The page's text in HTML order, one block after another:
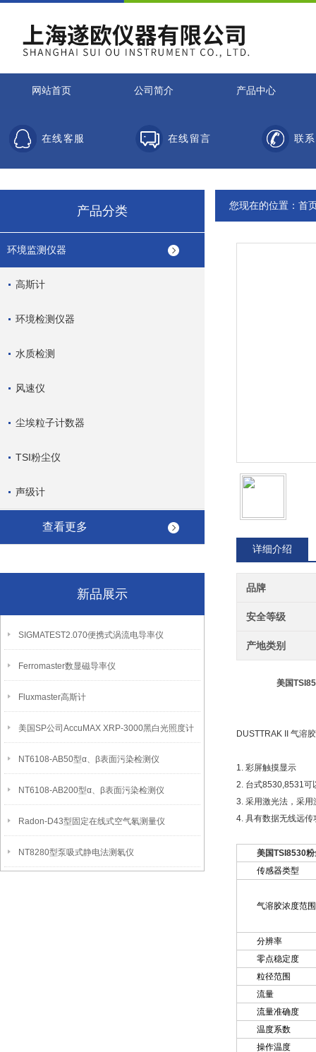
网站首页 公司简介 产品中心
在线客服 在线留言 联
产品分类
环境监测仪器
高斯计
环境检测仪器
水质检测
风速仪
尘埃粒子计数器
TSI粉尘仪
声级计
查看更多
新品展示
SIGMATEST2.070便携式涡流电导率仪
Ferromaster数显磁导率仪
Fluxmaster高斯计
美国SP公司AccuMAX XRP-3000黑白光照度计
NT6108-AB50型α、β表面污染检测仪
NT6108-AB200型α、β表面污染检测仪
Radon-D43型固定在线式空气氡测量仪
NT8280型泵吸式静电法测氡仪
您现在的位置： 首
详细介绍
品牌
安全等级
产地类别
美国
DUSTTRAK II 气溶
1. 彩屏触摸显示
2. 台式8530,8531可
3. 采用激光法，采
4. 具有数据无线远
美国TSI8530
传感器类型
气溶胶浓度范围
分辨率
零点稳定度
粒径范围
流量
流量准确度
温度系数
操作温度